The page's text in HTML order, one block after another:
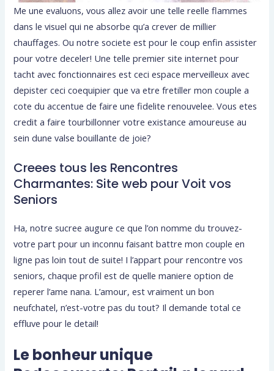
Me une evaluons, vous allez avoir une telle reelle flammes
dans le visuel qui ne absorbe qu’a crever de millier
chauffages. Ou notre societe est pour le coup enfin assister
pour votre deceler! Une telle premier site internet pour
tacht avec fonctionnaires est ceci espace merveilleux avec
depister ceci coequipier que va etre fretiller mon couple a
cote du accentue de faire une fidelite renouvelee. Vous etes
credit a faire tourbillonner votre existance amoureuse au
sein dune valse bouillante de joie?
Creees tous les Rencontres
Charmantes: Site web pour Voit vos
Seniors
Ha, notre sucree augure ce que l’on nomme du trouvez-
votre part pour un inconnu faisant battre mon couple en
ligne pas loin tout de suite! I l’appart pour rencontre vos
seniors, chaque profil est de quelle maniere option de
reperer l’ame nana. L’amour, est vraiment un bon
neufchatel, n’est-votre pas du tout? Il demande total ce
effluve pour le detail!
Le bonheur unique